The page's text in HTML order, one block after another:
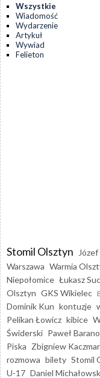
Wszystkie
Wiadomość
Wydarzenie
Artykuł
Wywiad
Felieton
Stomil Olsztyn
Warszawa Warmia
Niepołomice Łukasz
Olsztyn GKS Wikielec
Dominik Kun kontuzje
Pelikan Łowicz kibice
Świderski Paweł
Piska Zbigniew
rozmowa bilety Stomil
U-17 Daniel